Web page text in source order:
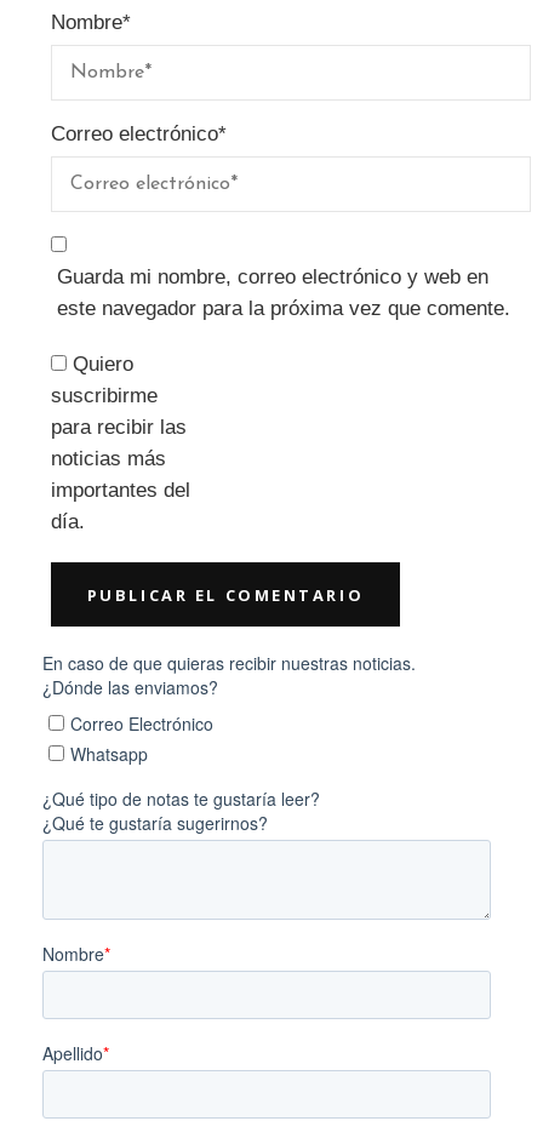
Nombre*
Correo electrónico*
Guarda mi nombre, correo electrónico y web en
este navegador para la próxima vez que comente.
Quiero
suscribirme
para recibir las
noticias más
importantes del
día.